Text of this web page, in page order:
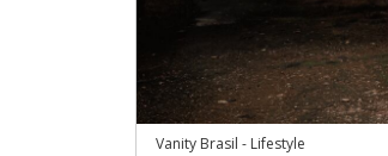
Vanity Brasil - Lifestyle